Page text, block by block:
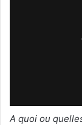
A quoi ou